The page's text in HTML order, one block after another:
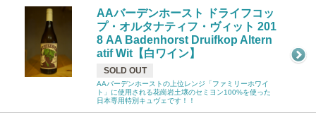
AAバーデンホースト ドライフコッ
プ・オルタナティフ・ヴィット 201
8 AA Badenhorst Druifkop Altern
atif Wit【白ワイン】
SOLD OUT
AAバーデンホーストの上位レンジ「ファミリーホワイ
ト」に使用される花崗岩土壌のセミヨン100%を使った
日本専用特別キュヴェです！！